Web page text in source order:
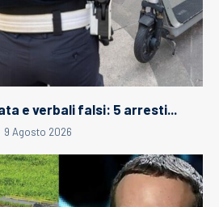
e verbali falsi: 5 arresti...
9 Agosto 2026